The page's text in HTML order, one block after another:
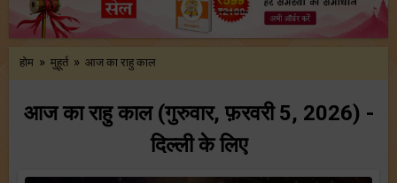
होम » मुहूर्त » आज का राहु काल
आज का राहु काल (गुरुवार, फ़रवरी 5, 2026) -
दिल्ली के लिए